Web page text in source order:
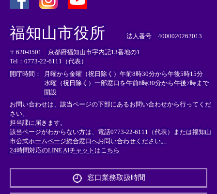
外
部
リ
ン
ク
＞
外
リ
ン
ク
＞
外
部
ン
ク
＞
福知山市役所 法人番号 4000020262013
〒620-8501 京都府福知山市字内記13番地の1
Tel：0773-22-6111（代表）
開庁時間： 月曜から金曜（祝日除く）午前8時30分から午後5時15分
水曜（祝日除く）一部窓口を午前8時30分から午後7時まで
開設
お問い合わせは、該当ページの下部にあるお問い合わせから行ってくだ
さい。
担当課に届きます。
該当ページがわからない方は、電話0773-22-6111（代表）または福知山
市公式ホームページ総合窓口へお問い合わせください。
24時間対応のLINE AIチャットはこちら
外
リ
窓口業務取扱時間